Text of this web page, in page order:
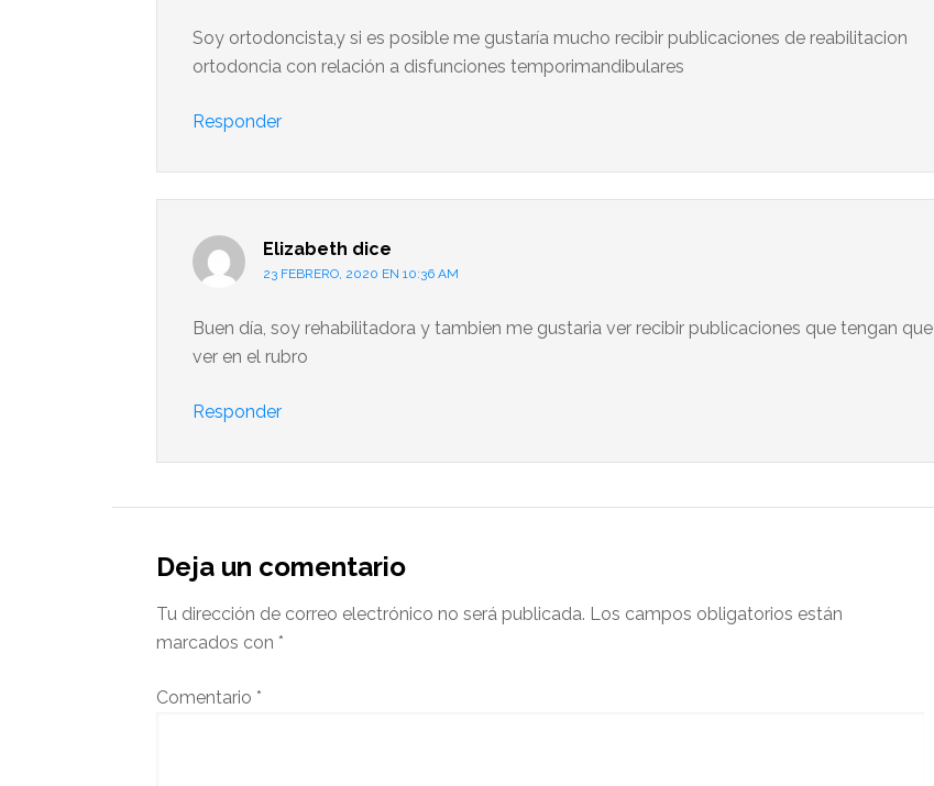
Soy ortodoncista,y si es posible me gustaría mucho recibir publicaciones de reabilitacion
ortodoncia con relación a disfunciones temporimandibulares
Responder
Elizabeth dice
23 FEBRERO, 2020 EN 10:36 AM
Buen día, soy rehabilitadora y tambien me gustaria ver recibir publicaciones que tengan que
ver en el rubro
Responder
Deja un comentario
Tu dirección de correo electrónico no será publicada. Los campos obligatorios están
marcados con *
Comentario *